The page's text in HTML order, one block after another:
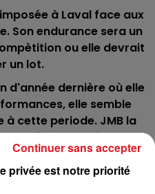
à Laval face aux
Son endurance sera un
ou elle devrait
un lot.
d'année dernière où elle
elle semble
cette periode. JMB la
4 afin de la voir se
plus experimentée dans
privée est notre priorité
Continuer sans accepter